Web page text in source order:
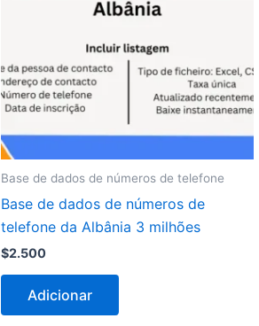
Base de dados de números de telefone
Base de dados de números de
telefone da Albânia 3 milhões
$2.500
Adicionar